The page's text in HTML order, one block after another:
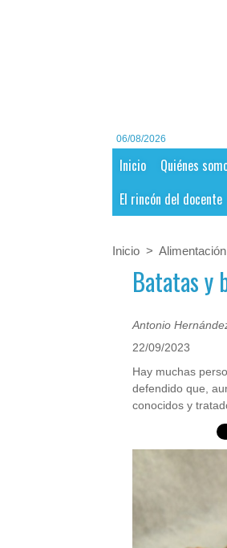
06/08/2026
Inicio Quiénes
El rincón del docente
Inicio > Alimentación
Batatas y
Antonio
22/09/2023
Hay muchas
defendido que,
conocidos y